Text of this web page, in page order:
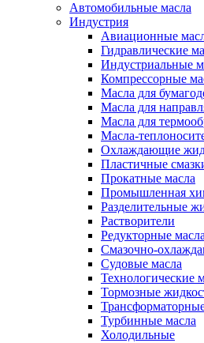
Автомобильные масла
Индустрия
Авиационные
Гидравлические
Индустриальные
Компрессорные
Масла для
Масла для
Масла для
Масла-
Охлаждающие
Пластичные
Прокатные масла
Промышленная
Разделительные
Растворители
Редукторные масла
Смазочно-
Судовые масла
Технологические
Тормозные
Турбинные масла
Холодильные